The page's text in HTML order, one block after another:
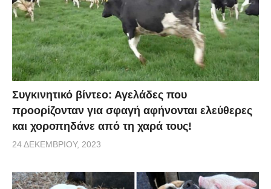
Συγκινητικό βίντεο: Αγελάδες που
προορίζονταν για σφαγή αφήνονται ελεύθερες
και χοροπηδάνε από τη χαρά τους!
24 ΔΕΚΕΜΒΡΊΟΥ, 2023